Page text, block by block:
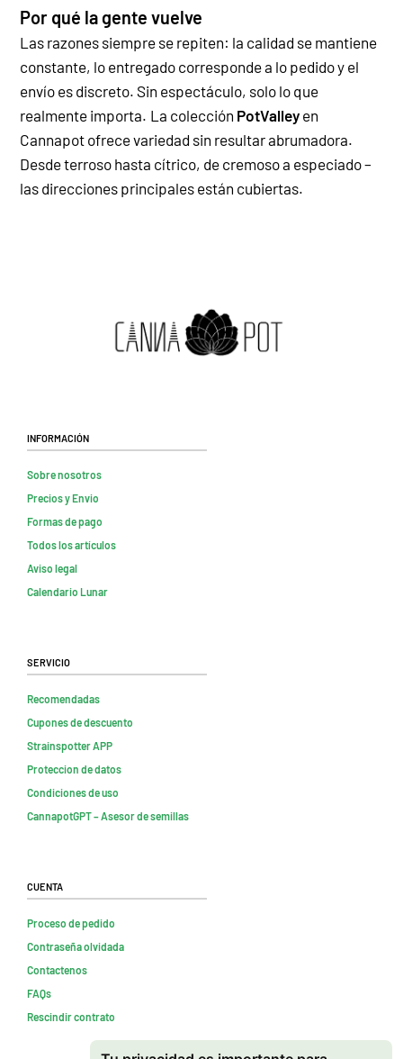
Por qué la gente vuelve
Las razones siempre se repiten: la calidad se mantiene
constante, lo entregado corresponde a lo pedido y el
envío es discreto. Sin espectáculo, solo lo que
realmente importa. La colección PotValley en
Cannapot ofrece variedad sin resultar abrumadora.
Desde terroso hasta cítrico, de cremoso a especiado –
las direcciones principales están cubiertas.
Información
Sobre nosotros
Precios y Envio
Formas de pago
Todos los artículos
Aviso legal
Calendario Lunar
Servicio
Recomendadas
Cupones de descuento
Strainspotter APP
Proteccion de datos
Condiciones de uso
CannapotGPT – Asesor de semillas
Cuenta
Proceso de pedido
Contraseña olvidada
Contactenos
FAQs
Rescindir contrato